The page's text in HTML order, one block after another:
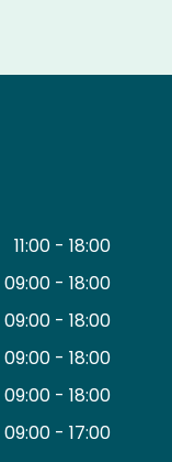
11:00 - 18:00
09:00 - 18:00
09:00 - 18:00
09:00 - 18:00
09:00 - 18:00
09:00 - 17:00